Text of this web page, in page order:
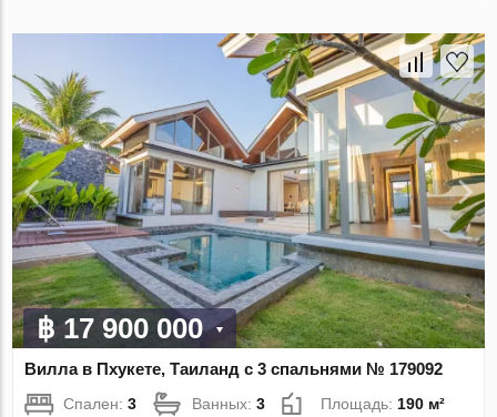
฿ 17 900 000
Вилла в Пхукете, Таиланд с 3 спальнями № 179092
Спален:3 Ванных:3 Площадь: 190 м²